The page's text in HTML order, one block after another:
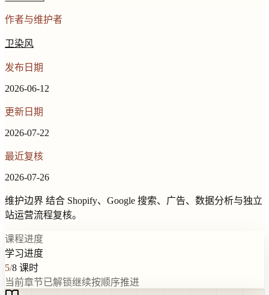
作者与维护者
卫染风
发布日期
2026-06-12
更新日期
2026-07-22
最近复核
2026-07-26
维护边界 结合 Shopify、Google 搜索、广告、数据分析与独立
站运营流程复核。
课程进度
学习进度
5/8 课时
当前章节已解锁继续按顺序推进